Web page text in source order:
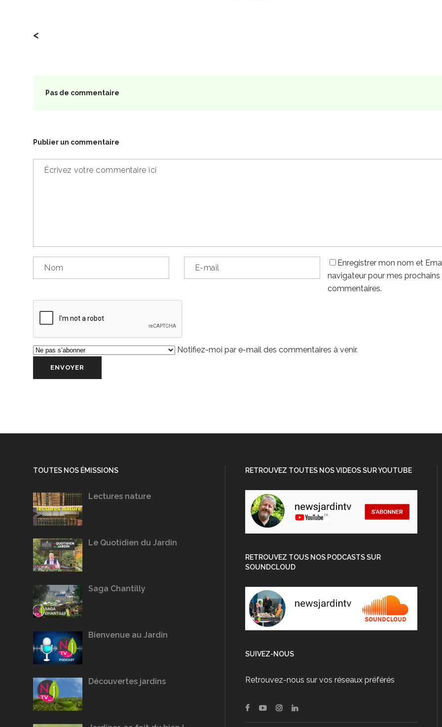
<
Pas de commentaire
Publier un commentaire
Enregistrer mon nom et
navigateur pour mes prochains
commentaires.
Notifiez-moi par e-mail des commentaires à venir.
TOUTES NOS ÉMISSIONS
Lectures nature
Le Quotidien du Jardin
Saga Chantilly
Bienvenue au Jardin
Découvertes jardins
RETROUVEZ TOUTES NOS VIDEOS SUR YOUTUBE
RETROUVEZ TOUS NOS PODCASTS SUR
SOUNDCLOUD
SUIVEZ-NOUS
Retrouvez-nous sur vos réseaux préférés